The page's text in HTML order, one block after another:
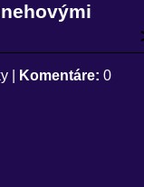
Komentáre: 0